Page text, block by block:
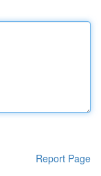
Report Page